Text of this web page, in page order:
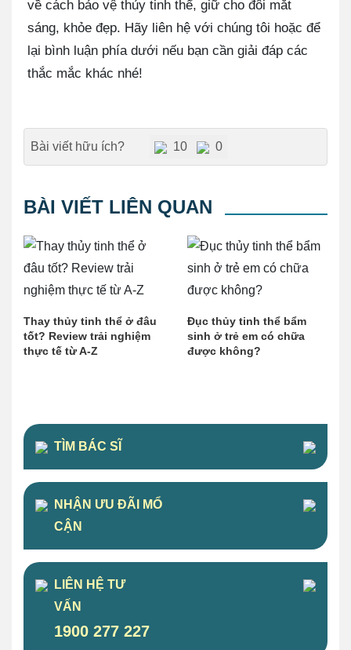
về cách bảo vệ thủy tinh thể, giữ cho đôi mắt
sáng, khỏe đẹp. Hãy liên hệ với chúng tôi hoặc để
lại bình luận phía dưới nếu bạn cần giải đáp các
thắc mắc khác nhé!
Bài viết hữu ích? 10 0
BÀI VIẾT LIÊN QUAN
Thay thủy tinh thể ở đâu
tốt? Review trải nghiệm
thực tế từ A-Z
Đục thủy tinh thể bẩm
sinh ở trẻ em có chữa
được không?
TÌM BÁC SĨ
NHẬN ƯU ĐÃI MỔ
CẬN
LIÊN HỆ TƯ
VẤN
1900 277 227